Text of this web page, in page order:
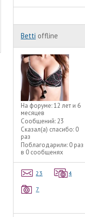
Betti offline
На форуме:12 лет и 6
месяцев
Сообщений: 23
Сказал(а) спасибо: 0
раз
Поблагодарили: 0 раз
в 0 сообщенях
23 4
7